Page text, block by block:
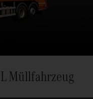
Müllfahrzeug